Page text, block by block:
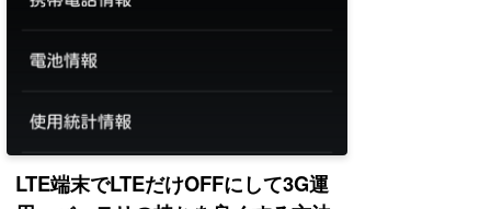
LTE端末でLTEだけOFFにして3G運